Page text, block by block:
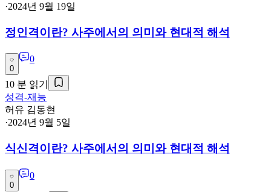
·2024년 9월 19일
정인격이란? 사주에서의 의미와 현대적 해석
0
0
10 분 읽기
성격-재능
허유 김동현
·2024년 9월 5일
식신격이란? 사주에서의 의미와 현대적 해석
0
0